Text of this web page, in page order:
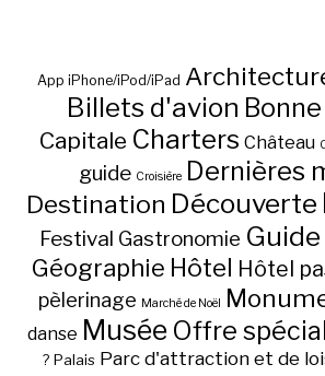
App iPhone/iPod/iPad
Billets d'avion
Capitale Charters Château
guide Croisière Dernières
Destination Découverte
Festival Gastronomie
Géographie Hôtel Hôtel
pèlerinage Marché de Noël
danse Musée Offre
? Palais Parc d'attraction et de